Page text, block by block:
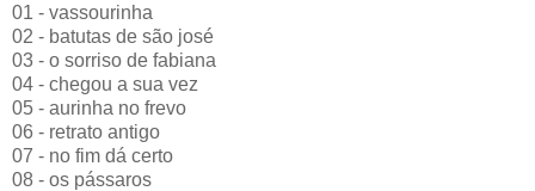
01 - vassourinha
02 - batutas de são josé
03 - o sorriso de fabiana
04 - chegou a sua vez
05 - aurinha no frevo
06 - retrato antigo
07 - no fim dá certo
08 - os pássaros